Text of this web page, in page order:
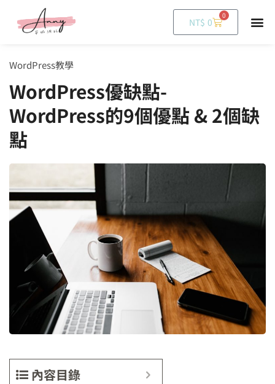
NT$ 0
0
購
物
WordPress教學
WordPress優缺點-
WordPress的9個優點 & 2個缺
點
內容目錄